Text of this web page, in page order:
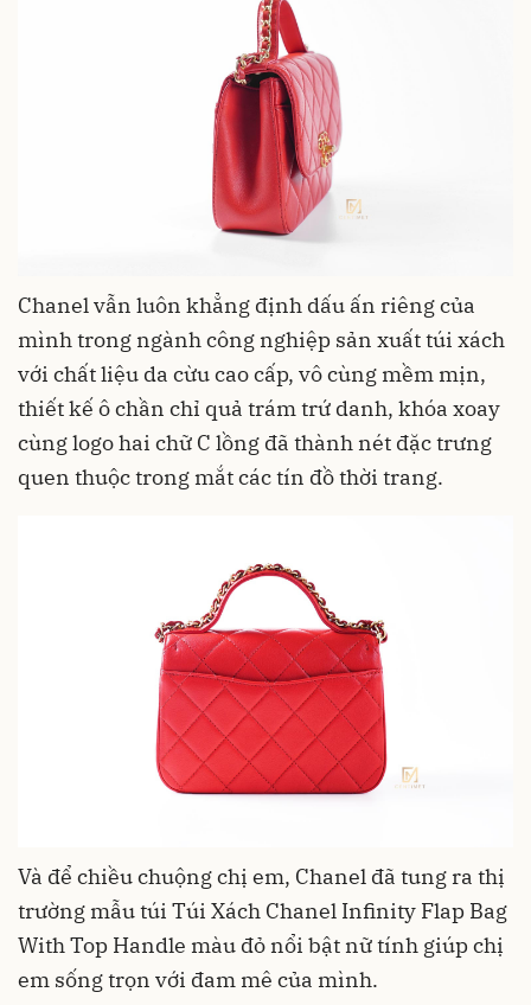
Chanel vẫn luôn khẳng định dấu ấn riêng của
mình trong ngành công nghiệp sản xuất túi xách
với chất liệu da cừu cao cấp, vô cùng mềm mịn,
thiết kế ô chần chỉ quả trám trứ danh, khóa xoay
cùng logo hai chữ C lồng đã thành nét đặc trưng
quen thuộc trong mắt các tín đồ thời trang.
Và để chiều chuộng chị em, Chanel đã tung ra thị
trường mẫu túi Túi Xách Chanel Infinity Flap Bag
With Top Handle màu đỏ nổi bật nữ tính giúp chị
em sống trọn với đam mê của mình.